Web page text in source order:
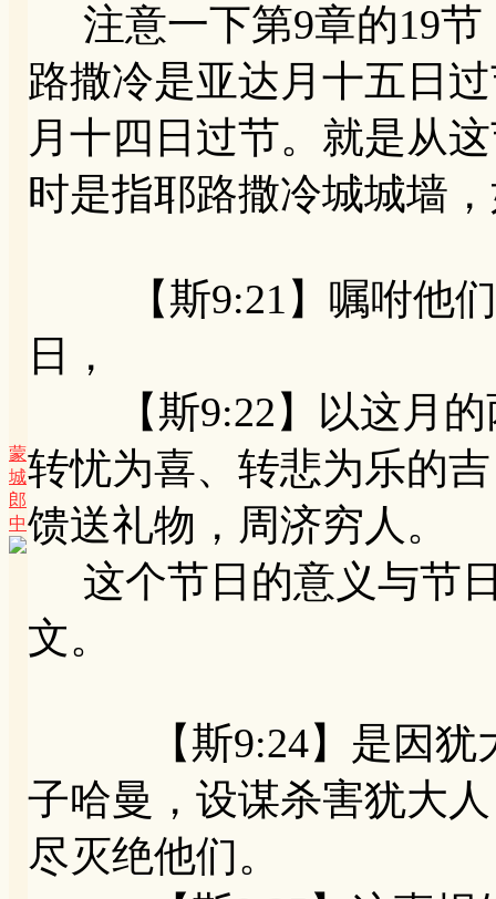
蒙
城
郎
中
注意一下第9章的19节
路撒冷是亚达月十五日
月十四日过节。就是从
时是指耶路撒冷城城墙
【斯9:21】嘱咐他们
日，
【斯9:22】以这月的
转忧为喜、转悲为乐的
馈送礼物，周济穷人。
这个节日的意义与节
文。
【斯9:24】是因犹大
子哈曼，设谋杀害犹大
尽灭绝他们。